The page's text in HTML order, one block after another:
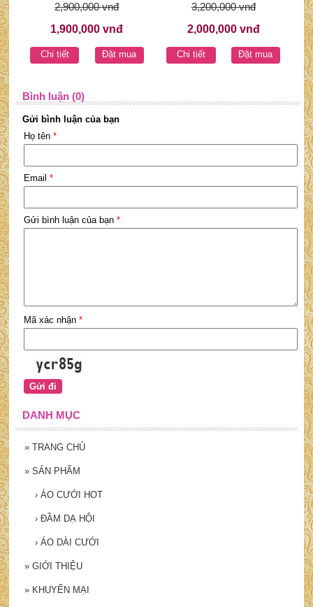
2,900,000 vnđ
1,900,000 vnđ
Chi tiết Đặt mua
3,200,000 vnđ
2,000,000 vnđ
Chi tiết Đặt mua
Bình luận (0)
Gửi bình luận của bạn
Họ tên *
Email *
Gửi bình luận của bạn *
Mã xác nhận *
DANH MỤC
» TRANG CHỦ
» SẢN PHẨM
› ÁO CƯỚI HOT
› ĐẦM DẠ HỘI
› ÁO DÀI CƯỚI
» GIỚI THIỆU
» KHUYẾN MẠI